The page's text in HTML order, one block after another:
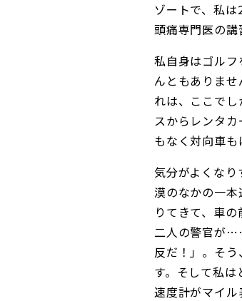
ゾートで、私
頭痛専門医の講
私自身はゴル
んともありま
れは、ここで
スからレンタ
もなく対向車も
気分がよくな
漠のなかの一
りてきて、車
二人の警官が
反だ！」。そ
す。そして私
速度計がマイ